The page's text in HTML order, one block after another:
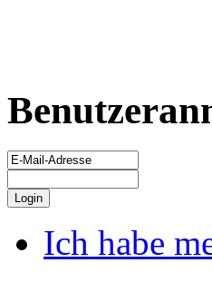
Ich habe